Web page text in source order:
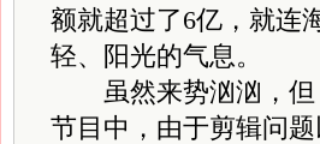
额就超过了6亿，就连
轻、阳光的气息。
虽然来势汹汹，但
节目中，由于剪辑问